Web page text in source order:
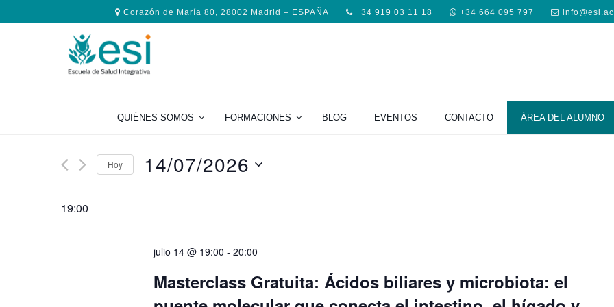
Corazón de María 80, 28002 Madrid – ESPAÑA +34 919 03 11 18 +34 664 095 797
QUIÉNES SOMOS FORMACIONES BLOG EVENTOS CONTACTO ÁREA DEL ALUMNO
Hoy 14/07/2026
fecha.
19:00
julio 14 @ 19:00 - 20:00
Masterclass Gratuita: Ácidos biliares y microbiota: el